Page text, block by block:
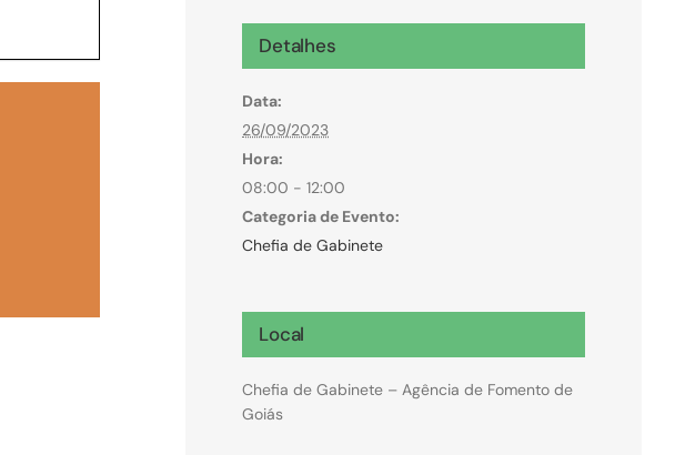
Microcrédito
Para MEI, microempresas e pessoas físicas
(feirantes e transportes)
Detalhes
Data:
26/09/2023
Hora:
08:00 - 12:00
Categoria de Evento:
Chefia de Gabinete
Local
Chefia de Gabinete – Agência de Fomento de
Goiás